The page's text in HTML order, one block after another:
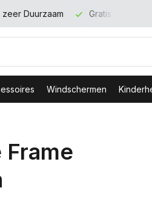
Duurzaam Gratis
Windschermen